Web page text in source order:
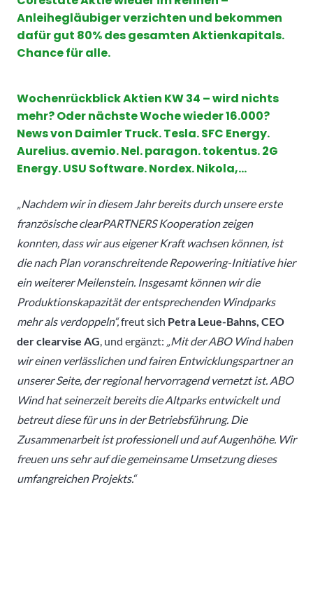
Anleihegläubiger verzichten und bekommen
dafür gut 80% des gesamten Aktienkapitals.
Chance für alle.
Wochenrückblick Aktien KW 34 – wird nichts
mehr? Oder nächste Woche wieder 16.000?
News von Daimler Truck. Tesla. SFC Energy.
Aurelius. avemio. Nel. paragon. tokentus. 2G
Energy. USU Software. Nordex. Nikola,…
„Nachdem wir in diesem Jahr bereits durch unsere erste
französische clearPARTNERS Kooperation zeigen
konnten, dass wir aus eigener Kraft wachsen können, ist
die nach Plan voranschreitende Repowering-Initiative hier
ein weiterer Meilenstein. Insgesamt können wir die
Produktionskapazität der entsprechenden Windparks
mehr als verdoppeln“,freut sich Petra Leue-Bahns, CEO
der clearvise AG , und ergänzt:
„Mit der ABO Wind haben
wir einen verlässlichen und fairen Entwicklungspartner an
unserer Seite, der regional hervorragend vernetzt ist. ABO
Wind hat seinerzeit bereits die Altparks entwickelt und
betreut diese für uns in der Betriebsführung. Die
Zusammenarbeit ist professionell und auf Augenhöhe. Wir
freuen uns sehr auf die gemeinsame Umsetzung dieses
umfangreichen Projekts.“